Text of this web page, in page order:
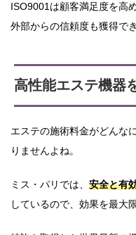
ISO9001は顧客満足度を高
外部からの信頼度も獲得で
高性能エステ機器
エステの施術料金がどんな
りませんよね。
ミス・パリでは、 安全と有
しているので、効果を最大